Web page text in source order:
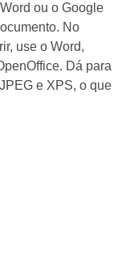
ou o Google
No
use o Word,
Dá para
e XPS, o que